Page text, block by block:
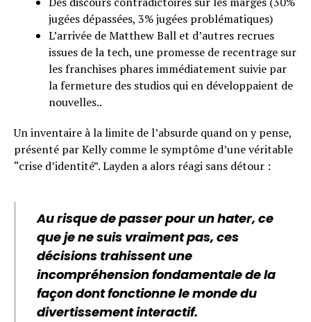
jugées dépassées, 3% jugées problématiques)
L’arrivée de Matthew Ball et d’autres recrues
issues de la tech, une promesse de recentrage sur
les franchises phares immédiatement suivie par
la fermeture des studios qui en développaient de
nouvelles..
Un inventaire à la limite de l’absurde quand on y pense,
présenté par Kelly comme le symptôme d’une véritable
“crise d’identité”. Layden a alors réagi sans détour :
Au risque de passer pour un hater, ce
que je ne suis vraiment pas, ces
décisions trahissent une
incompréhension fondamentale de la
façon dont fonctionne le monde du
divertissement interactif.